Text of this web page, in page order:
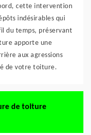
cette intervention
indésirables qui
du temps, préservant
apporte une
aux agressions
de votre toiture.
de toiture